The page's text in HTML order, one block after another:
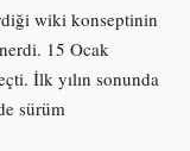
wiki konseptinin
15 Ocak
İlk yılın sonunda
sürüm